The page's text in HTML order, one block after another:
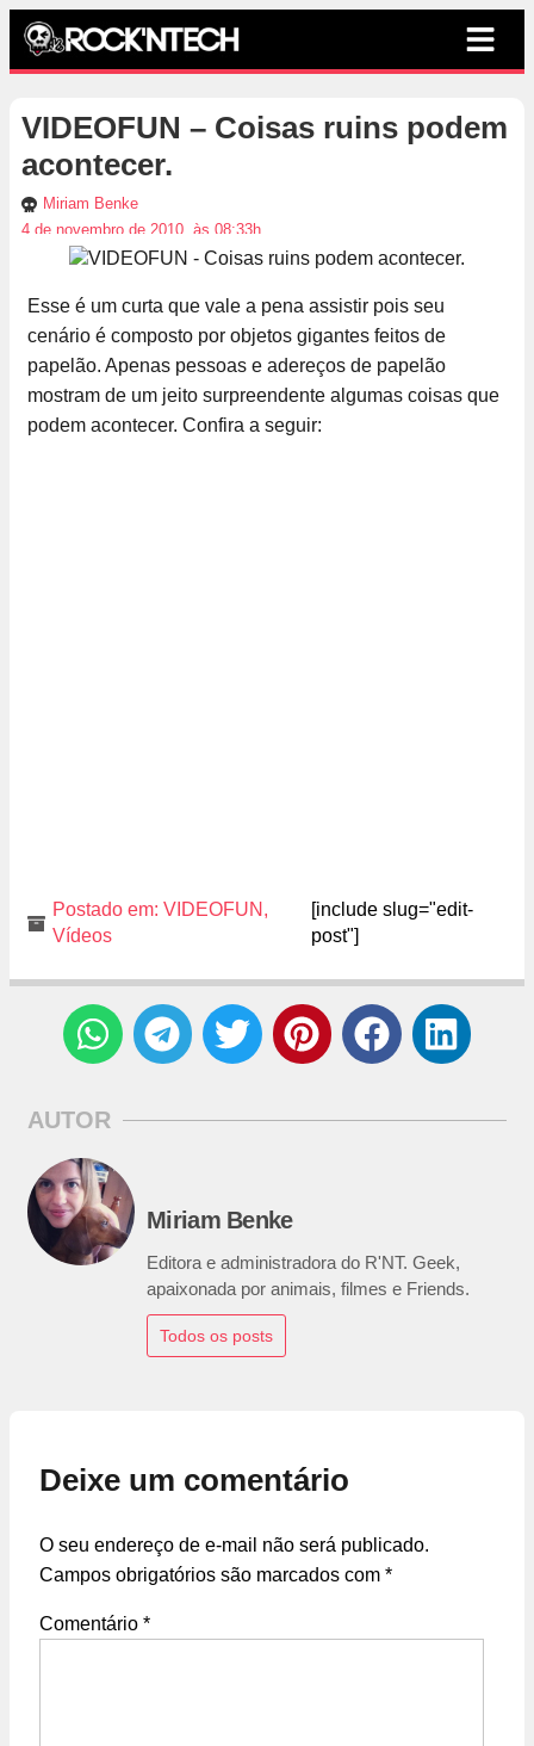
VIDEOFUN – Coisas ruins podem
acontecer.
Miriam Benke
4 de novembro de 2010, às 08:33h
Esse é um curta que vale a pena assistir pois seu
cenário é composto por objetos gigantes feitos de
papelão. Apenas pessoas e adereços de papelão
mostram de um jeito surpreendente algumas coisas que
podem acontecer. Confira a seguir:
Postado em: VIDEOFUN ,
Vídeos
[include slug="edit-
post"]
AUTOR
Miriam Benke
Editora e administradora do R'NT. Geek,
apaixonada por animais, filmes e Friends.
Todos os posts
Deixe um comentário
O seu endereço de e-mail não será publicado.
Campos obrigatórios são marcados com *
Comentário *